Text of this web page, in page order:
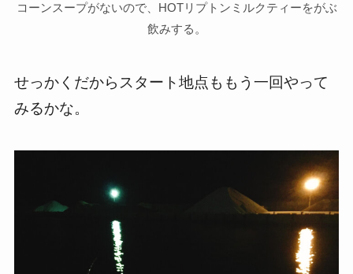
コーンスープがないので、HOTリプトンミルクティーをがぶ
飲みする。
せっかくだからスタート地点ももう一回やって
みるかな。